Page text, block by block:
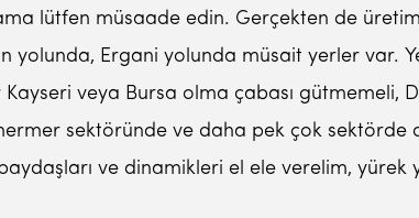
lütfen müsaade edin. Gerçekten de
yolunda, Ergani yolunda müsait yerler var.
Kayseri veya Bursa olma çabası gütmemeli,
sektöründe ve daha pek çok
paydaşları ve dinamikleri el ele verelim,